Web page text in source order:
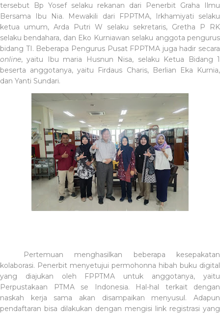
tersebut Bp Yosef selaku rekanan dari Penerbit Graha Ilmu
Bersama Ibu Nia. Mewakili dari FPPTMA, Irkhamiyati selaku
ketua umum, Arda Putri W selaku sekretaris, Gretha P RK
selaku bendahara, dan Eko Kurniawan selaku anggota pengurus
bidang TI. Beberapa Pengurus Pusat FPPTMA juga hadir secara
online, yaitu Ibu maria Husnun Nisa, selaku Ketua Bidang 1
beserta anggotanya, yaitu Firdaus Charis, Berlian Eka Kurnia,
dan Yanti Sundari.
Pertemuan menghasilkan beberapa kesepakatan
kolaborasi. Penerbit menyetujui permohonna hibah buku digital
yang diajukan oleh FPPTMA untuk anggotanya, yaitu
Perpustakaan PTMA se Indonesia. Hal-hal terkait dengan
naskah kerja sama akan disampaikan menyusul. Adapun
pendaftaran bisa dilakukan dengan mengisi link registrasi yang